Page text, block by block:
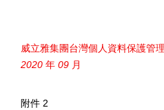
威立雅集團台灣個人資料保護管
2020 年 09 月
附件 2